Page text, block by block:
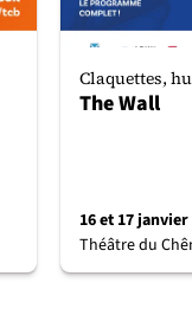
Claquettes,
The Wall
16 et 17 janvier
Théâtre du